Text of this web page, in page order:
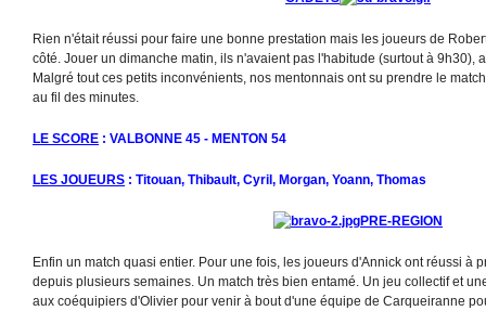
Rien n'était réussi pour faire une bonne prestation mais les joueurs de
côté. Jouer un dimanche matin, ils n'avaient pas l'habitude (surtout à 9h30),
Malgré tout ces petits inconvénients, nos mentonnais ont su prendre le
au fil des minutes.
LE SCORE : VALBONNE 45 - MENTON 54
LES JOUEURS : Titouan, Thibault, Cyril, Morgan, Yoann, Thomas
PRE-REGION
Enfin un match quasi entier. Pour une fois, les joueurs d'Annick ont réussi à
depuis plusieurs semaines. Un match très bien entamé. Un jeu collectif et
aux coéquipiers d'Olivier pour venir à bout d'une équipe de Carqueiranne